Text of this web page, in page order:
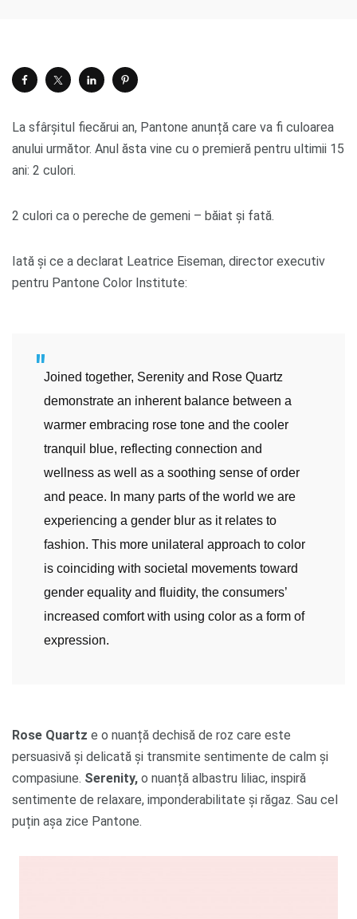
La sfârșitul fiecărui an, Pantone anunță care va fi culoarea
anului următor. Anul ăsta vine cu o premieră pentru ultimii 15
ani: 2 culori.
2 culori ca o pereche de gemeni – băiat și fată.
Iată și ce a declarat Leatrice Eiseman, director executiv
pentru Pantone Color Institute:
Joined together, Serenity and Rose Quartz
demonstrate an inherent balance between a
warmer embracing rose tone and the cooler
tranquil blue, reflecting connection and
wellness as well as a soothing sense of order
and peace. In many parts of the world we are
experiencing a gender blur as it relates to
fashion. This more unilateral approach to color
is coinciding with societal movements toward
gender equality and fluidity, the consumers’
increased comfort with using color as a form of
expression.
Rose Quartz e o nuanță dechisă de roz care este
persuasivă și delicată și transmite sentimente de calm și
compasiune. Serenity, o nuanță albastru liliac, inspiră
sentimente de relaxare, imponderabilitate și răgaz. Sau cel
puțin așa zice Pantone.